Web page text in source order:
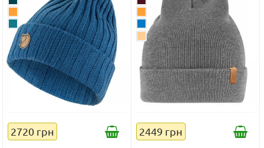
2720 грн 2449 грн